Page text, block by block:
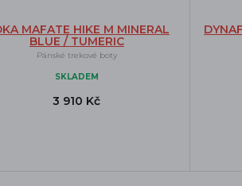
MAFATE HIKE M MINERAL
BLUE / TUMERIC
Pánské trekové boty
SKLADEM
3 910 Kč